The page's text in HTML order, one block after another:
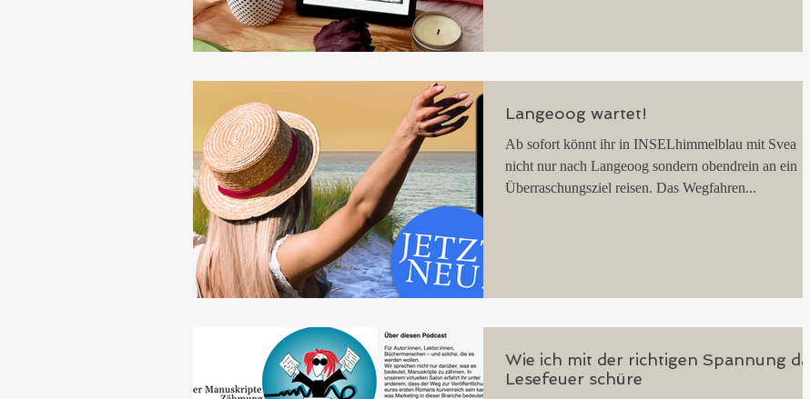
Langeoog wartet!
Ab sofort könnt ihr in INSELhimmelblau mit Svea
nicht nur nach Langeoog sondern obendrein an ein
Überraschungsziel reisen. Das Wegfahren...
Wie ich mit der richtigen Spannung das
Lesefeuer schüre